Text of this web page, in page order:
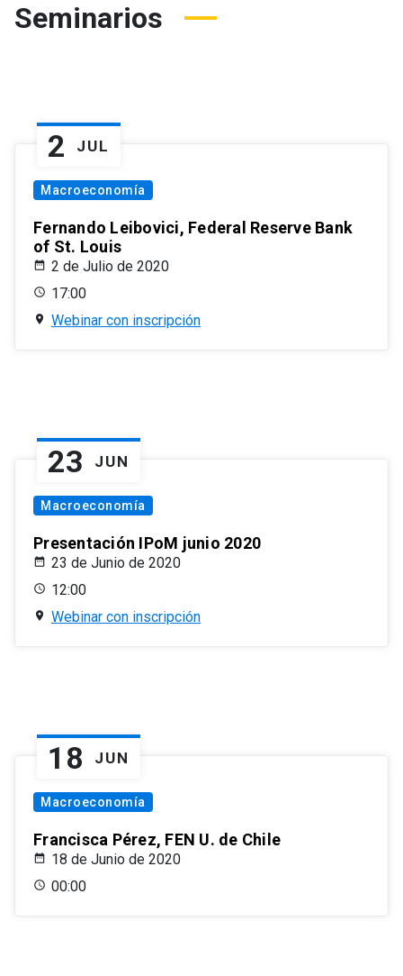
Seminarios
2 JUL
Macroeconomía
Fernando Leibovici, Federal Reserve Bank
of St. Louis
2 de Julio de 2020
17:00
Webinar con inscripción
23 JUN
Macroeconomía
Presentación IPoM junio 2020
23 de Junio de 2020
12:00
Webinar con inscripción
18 JUN
Macroeconomía
Francisca Pérez, FEN U. de Chile
18 de Junio de 2020
00:00